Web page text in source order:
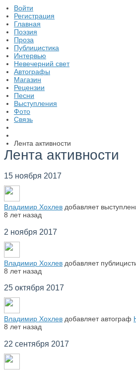
Войти
Регистрация
Главная
Поэзия
Проза
Публицистика
Интервью
Невечерний свет
Автографы
Магазин
Рецензии
Песни
Выступления
Фото
Связь
Лента активности
Лента активности
15 ноября 2017
Владимир Хохлев добавляет
8 лет назад
2 ноября 2017
Владимир Хохлев добавляет
8 лет назад
25 октября 2017
Владимир Хохлев добавляет автограф
8 лет назад
22 сентября 2017